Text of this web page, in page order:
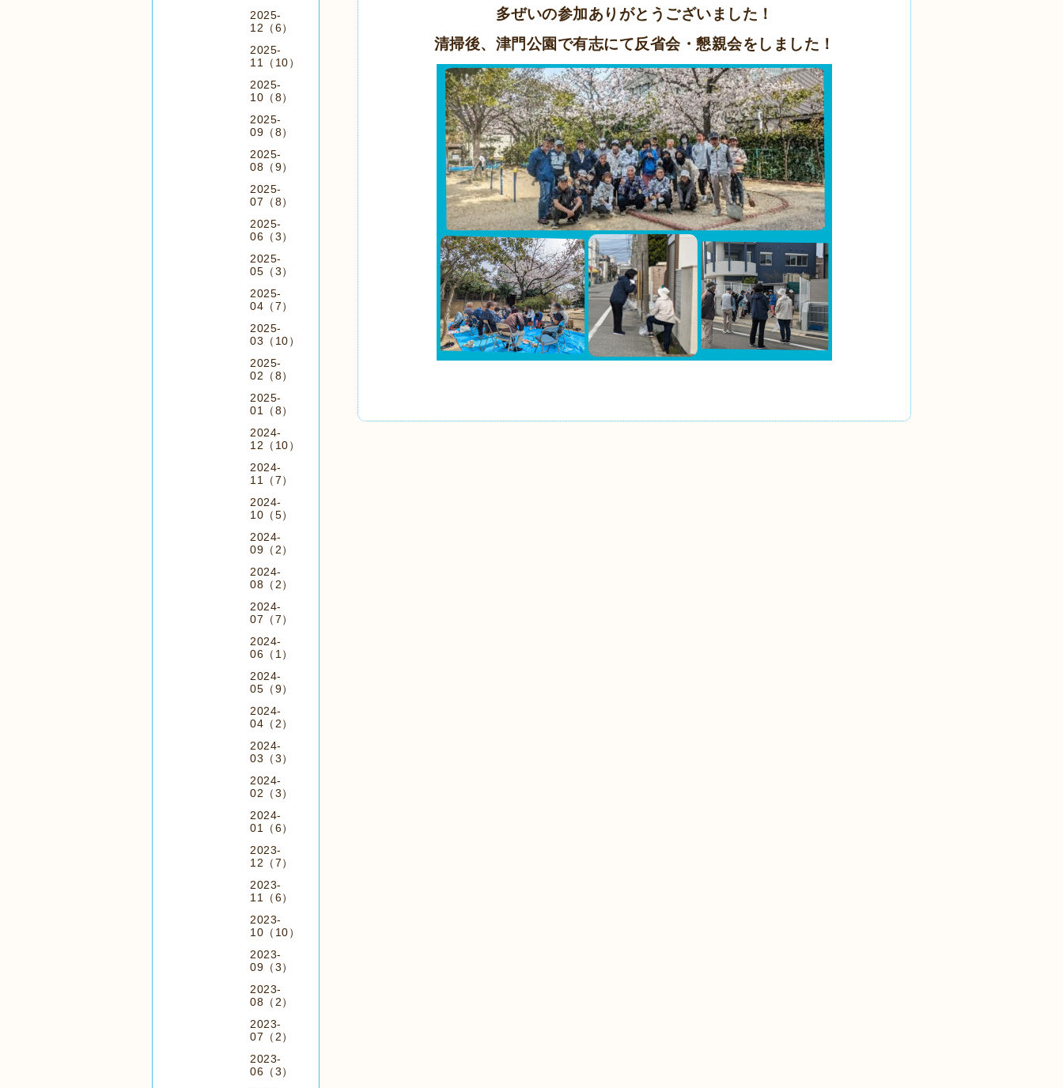
多ぜいの参加ありがとうございました！
清掃後、津門公園で有志にて反省会・懇親会をしました！
2025-
12（6）
2025-
11（10）
2025-
10（8）
2025-
09（8）
2025-
08（9）
2025-
07（8）
2025-
06（3）
2025-
05（3）
2025-
04（7）
2025-
03（10）
2025-
02（8）
2025-
01（8）
2024-
12（10）
2024-
11（7）
2024-
10（5）
2024-
09（2）
2024-
08（2）
2024-
07（7）
2024-
06（1）
2024-
05（9）
2024-
04（2）
2024-
03（3）
2024-
02（3）
2024-
01（6）
2023-
12（7）
2023-
11（6）
2023-
10（10）
2023-
09（3）
2023-
08（2）
2023-
07（2）
2023-
06（3）